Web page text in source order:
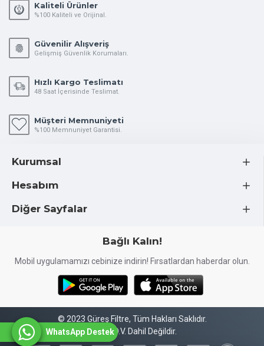
Kaliteli Ürünler
%100 Kaliteli ve Orijinal.
Güvenilir Alışveriş
Gelişmiş Güvenlik Korumaları.
Hızlı Kargo Teslimatı
48 Saat İçerisinde Teslimat.
Müşteri Memnuniyeti
%100 Memnuniyet Garantisi.
Kurumsal
Hesabım
Diğer Sayfalar
Bağlı Kalın!
Mobil uygulamamızı cebinize indirin! Fırsatlardan haberdar olun.
© 2023 Güreş Filtre, Tüm Hakları Saklıdır.
Fiyatlarımıza K.D.V. Dahil Değildir.
WhatsApp Destek